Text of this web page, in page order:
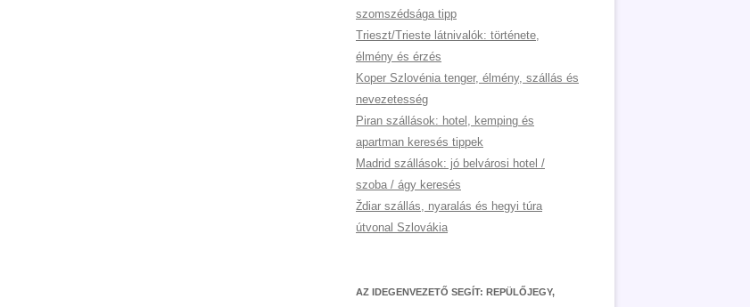
szomszédsága tipp
Trieszt/Trieste látnivalók: története,
élmény és érzés
Koper Szlovénia tenger, élmény, szállás és
nevezetesség
Piran szállások: hotel, kemping és
apartman keresés tippek
Madrid szállások: jó belvárosi hotel /
szoba / ágy keresés
Ždiar szállás, nyaralás és hegyi túra
útvonal Szlovákia
AZ IDEGENVEZETŐ SEGÍT: REPÜLŐJEGY,